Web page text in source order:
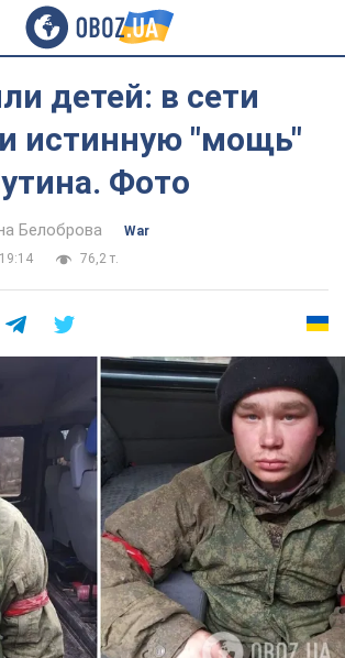
детей: в сети
истинную "мощь"
Фото
Белоброва
War
76,2 т.